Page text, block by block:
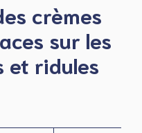
crèmes
sur les
et ridules